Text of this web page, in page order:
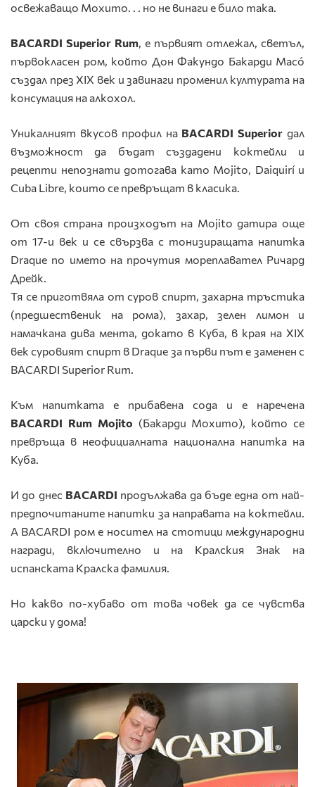
освежаващо Мохито. . . но не винаги е било така.
BACARDI Superior Rum, е първият отлежал, светъл,
първокласен ром, който Дон Факундо Бакарди Масó
създал през XIX век и завинаги променил културата на
консумация на алкохол.
Уникалният вкусов профил на BACARDI Superior дал
възможност да бъдат създадени коктейли и
рецепти непознати дотогава като Mojito, Daiquirí и
Cuba Libre, които се превръщат в класика.
От своя страна произходът на Mojito датира още
от 17-и век и се свързва с тонизиращата напитка
Draque по името на прочутия мореплавател Ричард
Дрейк.
Тя се приготвяла от суров спирт, захарна тръстика
(предшественик на рома), захар, зелен лимон и
намачкана дива мента, докато в Куба, в края на XIX
век суровият спирт в Draque за първи път е заменен с
BACARDI Superior Rum.
Към напитката е прибавена сода и е наречена
BACARDI Rum Mojito (Бакарди Мохито), който се
превръща в неофициалната национална напитка на
Куба.
И до днес BACARDI продължава да бъде една от най-
предпочитаните напитки за направата на коктейли.
А BACARDI ром е носител на стотици международни
награди, включително и на Кралския Знак на
испанската Кралска фамилия.
Но какво по-хубаво от това човек да се чувства
царски у дома!